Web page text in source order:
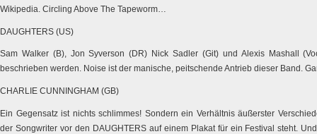
Wikipedia. Circling Above The Tapeworm…
DAUGHTERS (US)
Sam Walker (B), Jon Syverson (DR) Nick Sadler (Git) und Alexis Mashall
beschrieben werden. Noise ist der manische, peitschende Antrieb dieser Band.
CHARLIE CUNNINGHAM (GB)
Ein Gegensatz ist nichts schlimmes! Sondern ein Verhältnis äußerster
der Songwriter vor den DAUGHTERS auf einem Plakat für ein Festival steht.